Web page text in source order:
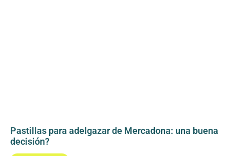
Pastillas para adelgazar de Mercadona: una buena
decisión?